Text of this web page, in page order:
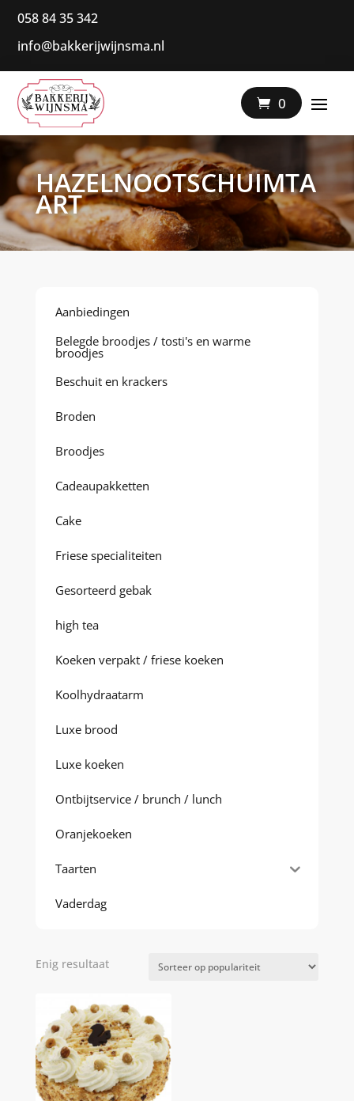
058 84 35 342
|
info@bakkerijwijnsma.nl
0
HAZELNOOTSCHUIMTA
ART
Aanbiedingen
Belegde broodjes / tosti's en warme
broodjes
Beschuit en krackers
Broden
Broodjes
Cadeaupakketten
Cake
Friese specialiteiten
Gesorteerd gebak
high tea
Koeken verpakt / friese koeken
Koolhydraatarm
Luxe brood
Luxe koeken
Ontbijtservice / brunch / lunch
Oranjekoeken
Taarten
Vaderdag
Enig resultaat